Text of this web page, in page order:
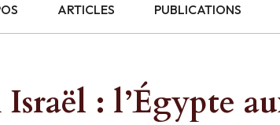
ARTICLES PUBLICATIONS
: l’Égypte